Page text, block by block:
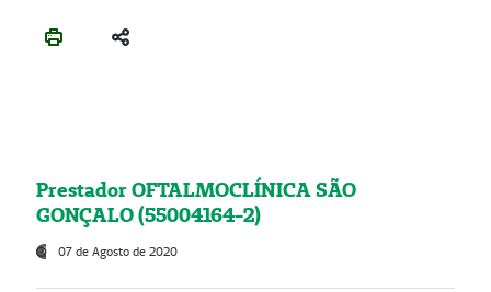
Prestador OFTALMOCLÍNICA SÃO
GONÇALO (55004164-2)
07 de Agosto de 2020